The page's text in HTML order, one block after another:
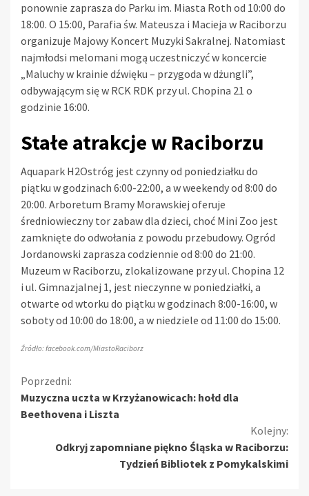
ponownie zaprasza do Parku im. Miasta Roth od 10:00 do
18:00. O 15:00, Parafia św. Mateusza i Macieja w Raciborzu
organizuje Majowy Koncert Muzyki Sakralnej. Natomiast
najmłodsi melomani mogą uczestniczyć w koncercie
„Maluchy w krainie dźwięku – przygoda w dżungli”,
odbywającym się w RCK RDK przy ul. Chopina 21 o
godzinie 16:00.
Stałe atrakcje w Raciborzu
Aquapark H2Ostróg jest czynny od poniedziałku do
piątku w godzinach 6:00-22:00, a w weekendy od 8:00 do
20:00. Arboretum Bramy Morawskiej oferuje
średniowieczny tor zabaw dla dzieci, choć Mini Zoo jest
zamknięte do odwołania z powodu przebudowy. Ogród
Jordanowski zaprasza codziennie od 8:00 do 21:00.
Muzeum w Raciborzu, zlokalizowane przy ul. Chopina 12
i ul. Gimnazjalnej 1, jest nieczynne w poniedziałki, a
otwarte od wtorku do piątku w godzinach 8:00-16:00, w
soboty od 10:00 do 18:00, a w niedziele od 11:00 do 15:00.
Źródło: facebook.com/MiastoRaciborz
Kontynuuj
czytanie
Poprzedni:
Muzyczna uczta w Krzyżanowicach: hołd dla
Beethovena i Liszta
Kolejny:
Odkryj zapomniane piękno Śląska w Raciborzu:
Tydzień Bibliotek z Pomykalskimi